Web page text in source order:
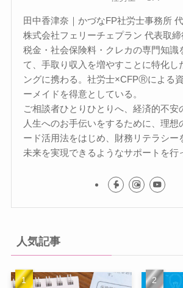
田中香津奈｜かづなFP社労士事務所
株式会社フェリーチェプラン 代表取締
税金・社会保険料・クレカの専門知識
て、手取り収入を増やすことに特化し
ングに携わる。社労士×CFPⓇによる
ーメイドを得意としている。
ご相談者ひとりひとりへ、経済的不安
人生へのお手伝いをするために、理想
ード活用法をはじめ、財務リテラシー
未来を実現できるようなサポートを行
人気記事